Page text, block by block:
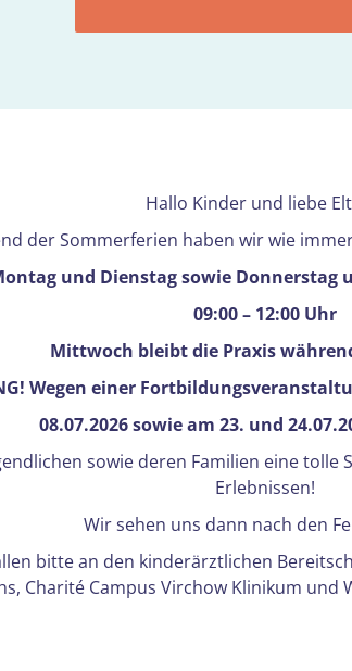
Hallo Kinder und liebe
der Sommerferien haben wir wie
und Dienstag sowie Donnerstag
09:00 – 12:00 Uhr
Mittwoch bleibt die Praxis
Wegen einer
08.07.2026 sowie am 23. und
sowie deren Familien eine
Erlebnissen!
Wir sehen uns dann nach den
bitte an den kinderärztlichen
Charité Campus Virchow Klinikum